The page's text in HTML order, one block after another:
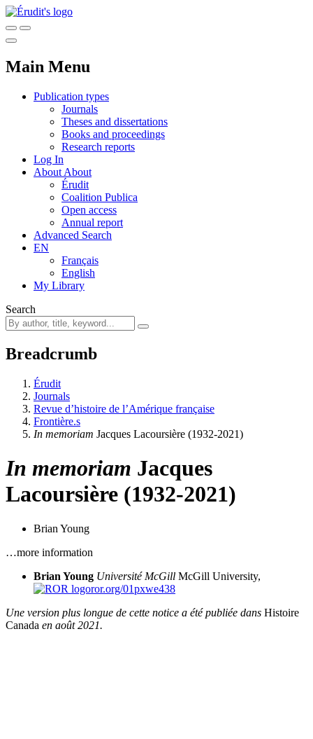
Main Menu
Publication types
Journals
Theses and dissertations
Books and proceedings
Research reports
Log In
About About
Érudit
Coalition Publica
Open access
Annual report
Advanced Search
EN
Français
English
My Library
Search
Breadcrumb
Érudit
Journals
Revue d’histoire de l’Amérique française
Frontière.s
In memoriam Jacques Lacoursière (1932-2021)
In memoriam Jacques
Lacoursière (1932-2021)
Brian Young
…more information
Brian Young Université McGill McGill University,
ror.org/01pxwe438
Une version plus longue de cette notice a été publiée dans Histoire
Canada en août 2021.